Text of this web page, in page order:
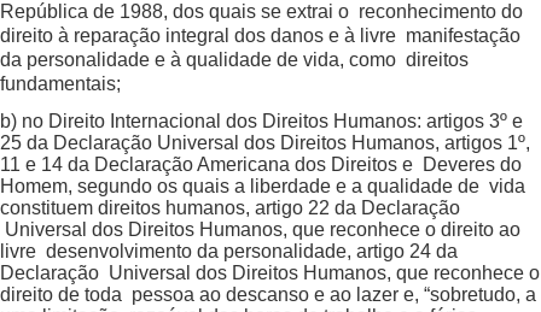
República de 1988, dos quais se extrai o reconhecimento do
direito à reparação integral dos danos e à livre manifestação
da personalidade e à qualidade de vida, como direitos
fundamentais;
b) no Direito Internacional dos Direitos Humanos: artigos 3º e
25 da Declaração Universal dos Direitos Humanos, artigos 1º,
11 e 14 da Declaração Americana dos Direitos e Deveres do
Homem, segundo os quais a liberdade e a qualidade de vida
constituem direitos humanos, artigo 22 da Declaração
Universal dos Direitos Humanos, que reconhece o direito ao
livre desenvolvimento da personalidade, artigo 24 da
Declaração Universal dos Direitos Humanos, que reconhece o
direito de toda pessoa ao descanso e ao lazer e, “sobretudo, a